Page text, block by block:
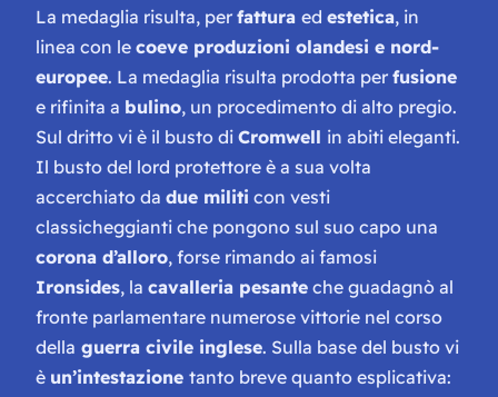
La medaglia risulta, per fattura ed estetica, in
linea con le coeve produzioni olandesi e nord-
europee. La medaglia risulta prodotta per fusione
e rifinita a bulino, un procedimento di alto pregio.
Sul dritto vi è il busto di Cromwell in abiti eleganti.
Il busto del lord protettore è a sua volta
accerchiato da due militi con vesti
classicheggianti che pongono sul suo capo una
corona d’alloro, forse rimando ai famosi
Ironsides, la cavalleria pesante che guadagnò al
fronte parlamentare numerose vittorie nel corso
della guerra civile inglese. Sulla base del busto vi
è un’intestazione tanto breve quanto esplicativa: